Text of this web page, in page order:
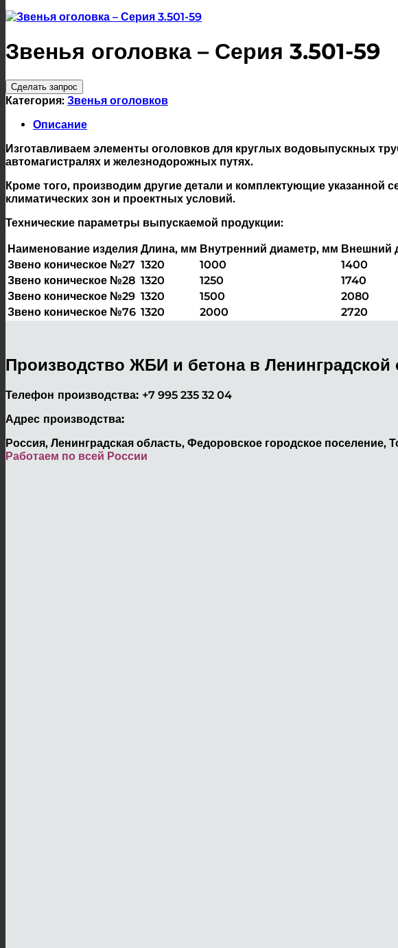
Звенья оголовка – Серия 3.501-59
Сделать запрос
Категория: Звенья оголовков
Описание
Изготавливаем элементы оголовков для круглых водовыпускных
автомагистралях и железнодорожных путях.
Кроме того, производим другие детали и комплектующие
климатических зон и проектных условий.
Технические параметры выпускаемой продукции:
Наименование изделия Длина, мм Внутренний диаметр, мм Внешний
Звено коническое №27 1320 1000 1400
Звено коническое №28 1320 1250 1740
Звено коническое №29 1320 1500 2080
Звено коническое №76 1320 2000 2720
Производство ЖБИ и бетона в Ленинградской
Телефон производства: +7 995 235 32 04
Адрес производства:
Россия, Ленинградская область, Федоровское городское
Работаем по всей России